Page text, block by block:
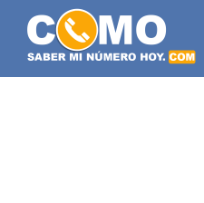
Saltar
contenido